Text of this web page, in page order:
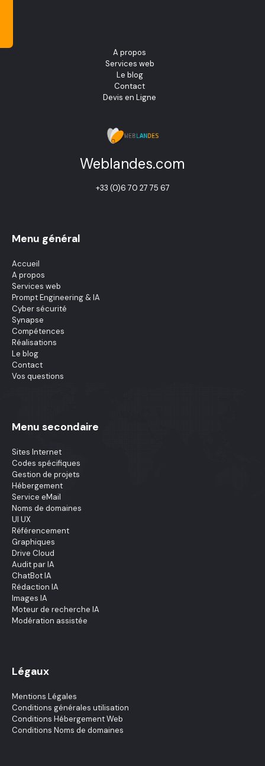
A propos
Services web
Le blog
Contact
Devis en Ligne
Weblandes.com
+33 (0)6 70 27 75 67
Menu général
Accueil
A propos
Services web
Prompt Engineering & IA
Cyber sécurité
Synapse
Compétences
Réalisations
Le blog
Contact
Vos questions
Menu secondaire
Sites Internet
Codes spécifiques
Gestion de projets
Hébergement
Service eMail
Noms de domaines
UI UX
Référencement
Graphiques
Drive Cloud
Audit par IA
ChatBot IA
Rédaction IA
Images IA
Moteur de recherche IA
Modération assistée
Légaux
Mentions Légales
Conditions générales utilisation
Conditions Hébergement Web
Conditions Noms de domaines